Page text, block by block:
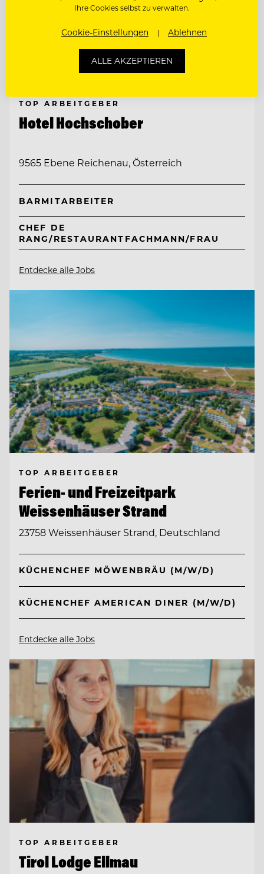
TOP ARBEITGEBER
Hotel Hochschober
9565 Ebene Reichenau, Österreich
BARMITARBEITER
CHEF DE
RANG/RESTAURANTFACHMANN/FRAU
Entdecke alle Jobs
TOP ARBEITGEBER
Ferien- und Freizeitpark
Weissenhäuser Strand
23758 Weissenhäuser Strand, Deutschland
KÜCHENCHEF MÖWENBRÄU (M/W/D)
KÜCHENCHEF AMERICAN DINER (M/W/D)
Entdecke alle Jobs
TOP ARBEITGEBER
Tirol Lodge Ellmau
Ihre Cookies selbst zu verwalten.
Cookie-Einstellungen Ablehnen
ALLE AKZEPTIEREN